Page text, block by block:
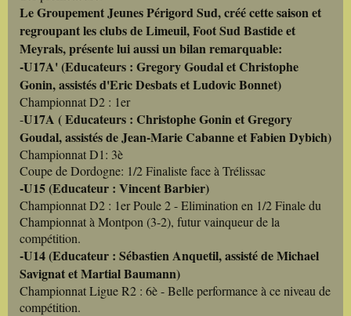
Le Groupement Jeunes Périgord Sud, créé cette saison et
regroupant les clubs de Limeuil, Foot Sud Bastide et
Meyrals, présente lui aussi un bilan remarquable:
-U17A' (Educateurs : Gregory Goudal et Christophe
Gonin, assistés d'Eric Desbats et Ludovic Bonnet)
Championnat D2 : 1er
-U17A ( Educateurs : Christophe Gonin et Gregory
Goudal, assistés de Jean-Marie Cabanne et Fabien Dybich)
Championnat D1: 3è
Coupe de Dordogne: 1/2 Finaliste face à Trélissac
-U15 (Educateur : Vincent Barbier)
Championnat D2 : 1er Poule 2 - Elimination en 1/2 Finale du
Championnat à Montpon (3-2), futur vainqueur de la
compétition.
-U14 (Educateur : Sébastien Anquetil, assisté de Michael
Savignat et Martial Baumann)
Championnat Ligue R2 : 6è - Belle performance à ce niveau de
compétition.